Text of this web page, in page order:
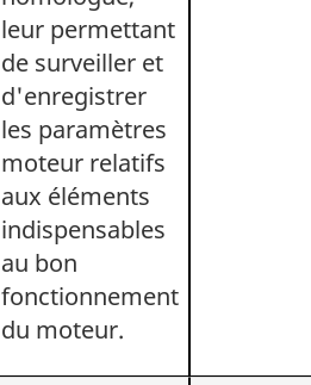
leur permettant
de surveiller et
d'enregistrer
les paramètres
moteur relatifs
aux éléments
indispensables
au bon
fonctionnement
du moteur.